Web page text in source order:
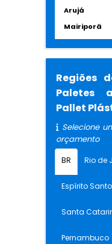
Arujá
Mairiporã
Regiões
Paletes
Pallet
Selecione
orçamento
BR Rio de
Espírito Santo
Santa
Pernambuco